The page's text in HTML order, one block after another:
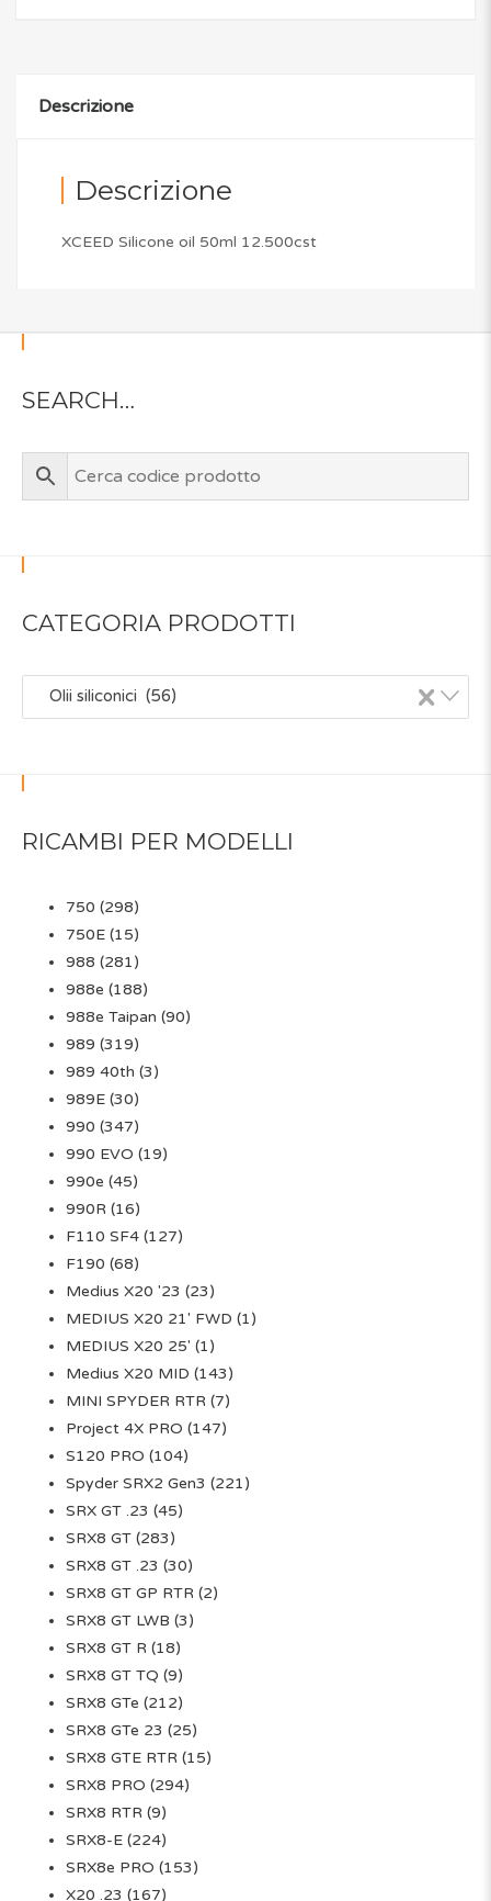
Descrizione
Descrizione
XCEED Silicone oil 50ml 12.500cst
SEARCH…
CATEGORIA PRODOTTI
×
Olii siliconici (56)
RICAMBI PER MODELLI
750 (298)
750E (15)
988 (281)
988e (188)
988e Taipan (90)
989 (319)
989 40th (3)
989E (30)
990 (347)
990 EVO (19)
990e (45)
990R (16)
F110 SF4 (127)
F190 (68)
Medius X20 '23 (23)
MEDIUS X20 21' FWD (1)
MEDIUS X20 25' (1)
Medius X20 MID (143)
MINI SPYDER RTR (7)
Project 4X PRO (147)
S120 PRO (104)
Spyder SRX2 Gen3 (221)
SRX GT .23 (45)
SRX8 GT (283)
SRX8 GT .23 (30)
SRX8 GT GP RTR (2)
SRX8 GT LWB (3)
SRX8 GT R (18)
SRX8 GT TQ (9)
SRX8 GTe (212)
SRX8 GTe 23 (25)
SRX8 GTE RTR (15)
SRX8 PRO (294)
SRX8 RTR (9)
SRX8-E (224)
SRX8e PRO (153)
X20 .23 (167)